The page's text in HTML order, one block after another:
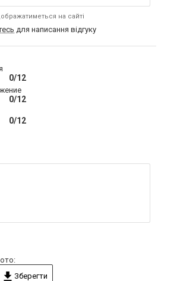
на сайті
для написання відгуку
0/12
0/12
0/12
Зберегти